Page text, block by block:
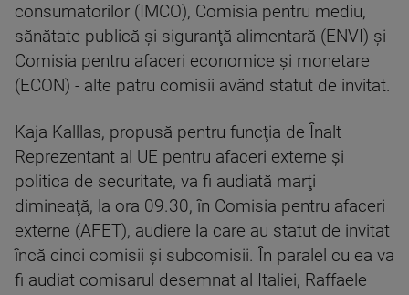
consumatorilor (IMCO), Comisia pentru mediu,
sănătate publică şi siguranţă alimentară (ENVI) şi
Comisia pentru afaceri economice şi monetare
(ECON) - alte patru comisii având statut de invitat.
Kaja Kalllas, propusă pentru funcţia de Înalt
Reprezentant al UE pentru afaceri externe şi
politica de securitate, va fi audiată marţi
dimineaţă, la ora 09.30, în Comisia pentru afaceri
externe (AFET), audiere la care au statut de invitat
încă cinci comisii şi subcomisii. În paralel cu ea va
fi audiat comisarul desemnat al Italiei, Raffaele